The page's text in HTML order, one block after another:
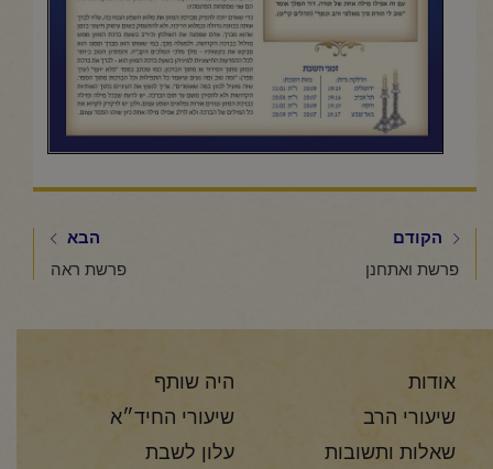
הקודם
פרשת ואתחנן
הבא
פרשת ראה
אודות
היה שותף
שיעורי הרב
שיעורי החיד״א
שאלות ותשובות
עלון לשבת